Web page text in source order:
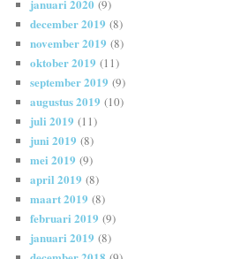
januari 2020 (9)
december 2019 (8)
november 2019 (8)
oktober 2019 (11)
september 2019 (9)
augustus 2019 (10)
juli 2019 (11)
juni 2019 (8)
mei 2019 (9)
april 2019 (8)
maart 2019 (8)
februari 2019 (9)
januari 2019 (8)